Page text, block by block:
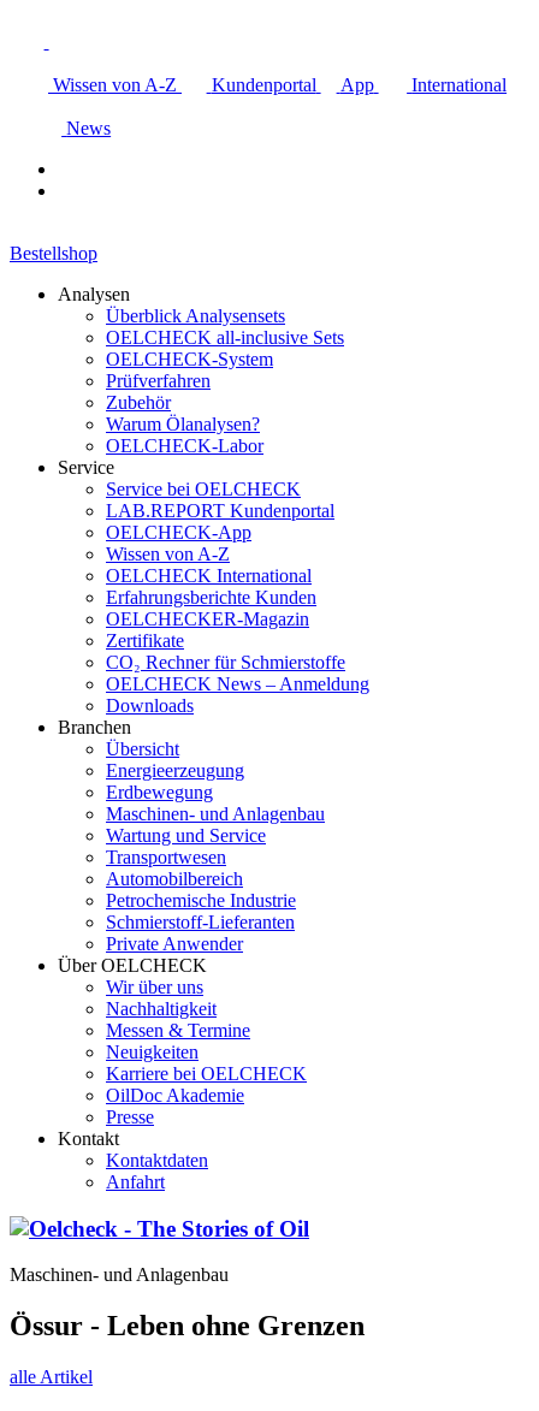
Wissen von A-Z Kundenportal App International
News
Bestellshop
Analysen
Überblick Analysensets
OELCHECK all-inclusive Sets
OELCHECK-System
Prüfverfahren
Zubehör
Warum Ölanalysen?
OELCHECK-Labor
Service
Service bei OELCHECK
LAB.REPORT Kundenportal
OELCHECK-App
Wissen von A-Z
OELCHECK International
Erfahrungsberichte Kunden
OELCHECKER-Magazin
Zertifikate
CO₂ Rechner für Schmierstoffe
OELCHECK News – Anmeldung
Downloads
Branchen
Übersicht
Energieerzeugung
Erdbewegung
Maschinen- und Anlagenbau
Wartung und Service
Transportwesen
Automobilbereich
Petrochemische Industrie
Schmierstoff-Lieferanten
Private Anwender
Über OELCHECK
Wir über uns
Nachhaltigkeit
Messen & Termine
Neuigkeiten
Karriere bei OELCHECK
OilDoc Akademie
Presse
Kontakt
Kontaktdaten
Anfahrt
Maschinen- und Anlagenbau
Össur - Leben ohne Grenzen
alle Artikel